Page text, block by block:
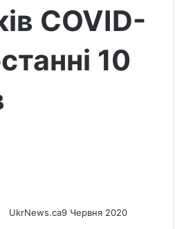
COVID-
10
UkrNews.ca9 Червня 2020